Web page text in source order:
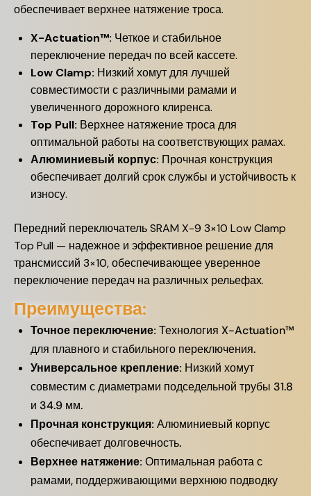
обеспечивает верхнее натяжение троса.
X-Actuation™: Четкое и стабильное
переключение передач по всей кассете.
Low Clamp: Низкий хомут для лучшей
совместимости с различными рамами и
увеличенного дорожного клиренса.
Top Pull: Верхнее натяжение троса для
оптимальной работы на соответствующих рамах.
Алюминиевый корпус: Прочная конструкция
обеспечивает долгий срок службы и устойчивость к
износу.
Передний переключатель SRAM X-9 3×10 Low Clamp
Top Pull — надежное и эффективное решение для
трансмиссий 3×10, обеспечивающее уверенное
переключение передач на различных рельефах.
Преимущества:
Точное переключение: Технология X-Actuation™
для плавного и стабильного переключения.
Универсальное крепление: Низкий хомут
совместим с диаметрами подседельной трубы 31.8
и 34.9 мм.
Прочная конструкция: Алюминиевый корпус
обеспечивает долговечность.
Верхнее натяжение: Оптимальная работа с
рамами, поддерживающими верхнюю подводку